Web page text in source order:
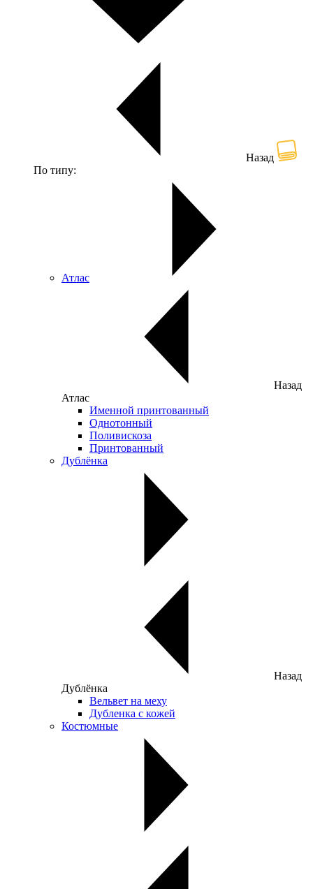
Назад
По типу:
Атлас
Назад
Атлас
Именной принтованный
Однотонный
Поливискоза
Принтованный
Дублёнка
Назад
Дублёнка
Вельвет на меху
Дубленка с кожей
Костюмные